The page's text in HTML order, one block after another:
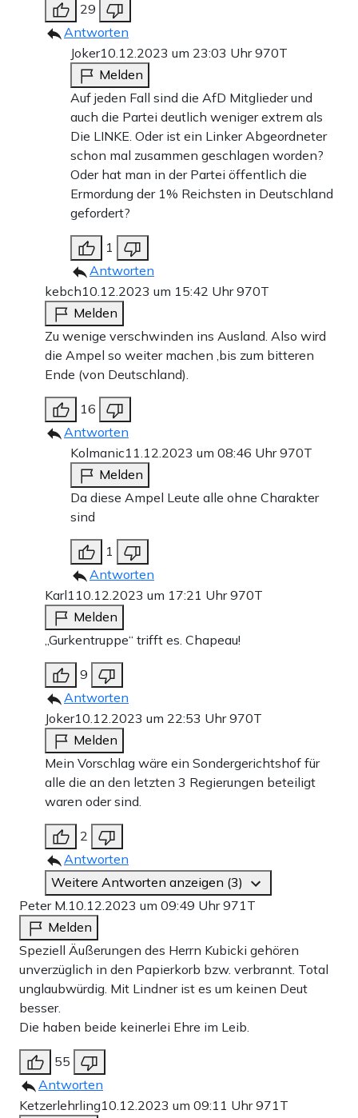
29
Antworten
Joker10.12.2023 um 23:03 Uhr970T
Melden
Auf jeden Fall sind die AfD Mitglieder und
auch die Partei deutlich weniger extrem als
Die LINKE. Oder ist ein Linker Abgeordneter
schon mal zusammen geschlagen worden?
Oder hat man in der Partei öffentlich die
Ermordung der 1% Reichsten in Deutschland
gefordert?
1
Antworten
kebch10.12.2023 um 15:42 Uhr970T
Melden
Zu wenige verschwinden ins Ausland. Also wird
die Ampel so weiter machen ,bis zum bitteren
Ende (von Deutschland).
16
Antworten
Kolmanic11.12.2023 um 08:46 Uhr970T
Melden
Da diese Ampel Leute alle ohne Charakter
sind
1
Antworten
Karl1 10.12.2023 um 17:21 Uhr970T
Melden
„Gurkentruppe“ trifft es. Chapeau!
9
Antworten
Joker10.12.2023 um 22:53 Uhr970T
Melden
Mein Vorschlag wäre ein Sondergerichtshof für
alle die an den letzten 3 Regierungen beteiligt
waren oder sind.
2
Antworten
Weitere Antworten anzeigen (3)
Peter M.10.12.2023 um 09:49 Uhr971T
Melden
Speziell Äußerungen des Herrn Kubicki gehören
unverzüglich in den Papierkorb bzw. verbrannt. Total
unglaubwürdig. Mit Lindner ist es um keinen Deut
besser.
Die haben beide keinerlei Ehre im Leib.
55
Antworten
Ketzerlehrling10.12.2023 um 09:11 Uhr971T